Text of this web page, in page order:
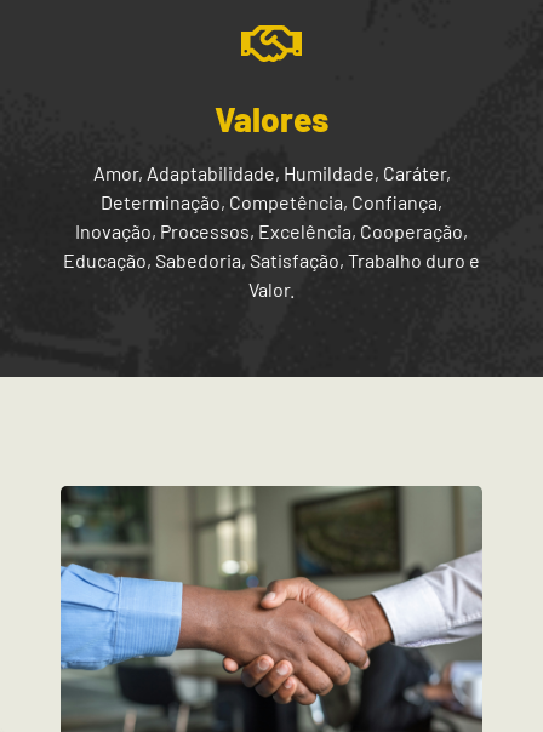
Valores
Amor, Adaptabilidade, Humildade, Caráter,
Determinação, Competência, Confiança,
Inovação, Processos, Excelência, Cooperação,
Educação, Sabedoria, Satisfação, Trabalho duro e
Valor.